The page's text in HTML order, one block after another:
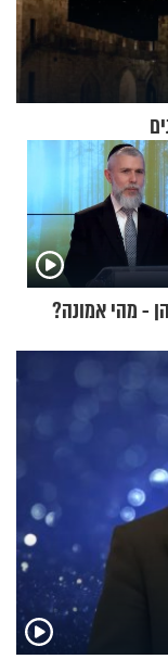
- מהי אמונה?